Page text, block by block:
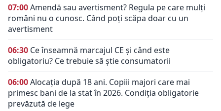
07:00Amendă sau avertisment? Regula pe care mulți
români nu o cunosc. Când poți scăpa doar cu un
avertisment
06:30 Ce înseamnă marcajul CE și când este
obligatoriu? Ce trebuie să știe consumatorii
06:00Alocația după 18 ani. Copiii majori care mai
primesc bani de la stat în 2026. Condiția obligatorie
prevăzută de lege